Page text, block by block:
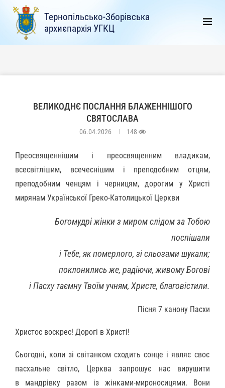
Тернопільсько-Зборівська
архиєпархія УГКЦ
ВЕЛИКОДНЄ ПОСЛАННЯ БЛАЖЕННІШОГО
СВЯТОСЛАВА
06.04.2026 148
Преосвященнішим і преосвященним владикам,
всесвітлішим, всечеснішим і преподобним отцям,
преподобним ченцям і черницям, дорогим у Христі
мирянам Української Греко-Католицької Церкви
Богомудрі жінки з миром слідом за Тобою
поспішали
і Тебе, як померлого, зі сльозами шукали;
поклонились же, радіючи, живому Богові
і Пасху таємну Твоїм учням, Христе, благовістили.
Пісня 7 канону Пасхи
Христос воскрес! Дорогі в Христі!
Сьогодні, коли зі світанком сходить сонце і являє своє
пасхальне світло, Церква запрошує нас вирушити
в мандрівку разом із жінками-мироносицями. Вони